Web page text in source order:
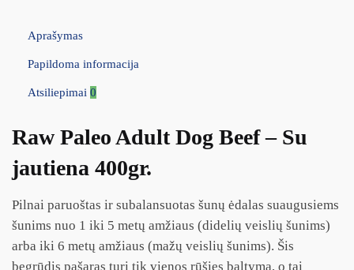
Aprašymas
Papildoma informacija
Atsiliepimai 0
Raw Paleo Adult Dog Beef – Su
jautiena 400gr.
Pilnai paruoštas ir subalansuotas šunų ėdalas suaugusiems
šunims nuo 1 iki 5 metų amžiaus (didelių veislių šunims)
arba iki 6 metų amžiaus (mažų veislių šunims). Šis
begrūdis pašaras turi tik vienos rūšies baltymą, o tai